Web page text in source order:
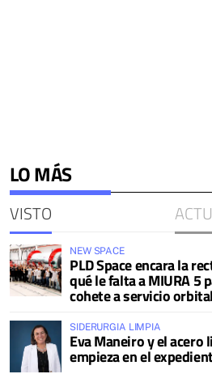
LO MÁS
VISTO
NEW SPACE
PLD Space encara la
qué le falta a MIURA 5
cohete a servicio orbital
SIDERURGIA LIMPIA
Eva Maneiro y el acero
empieza en el